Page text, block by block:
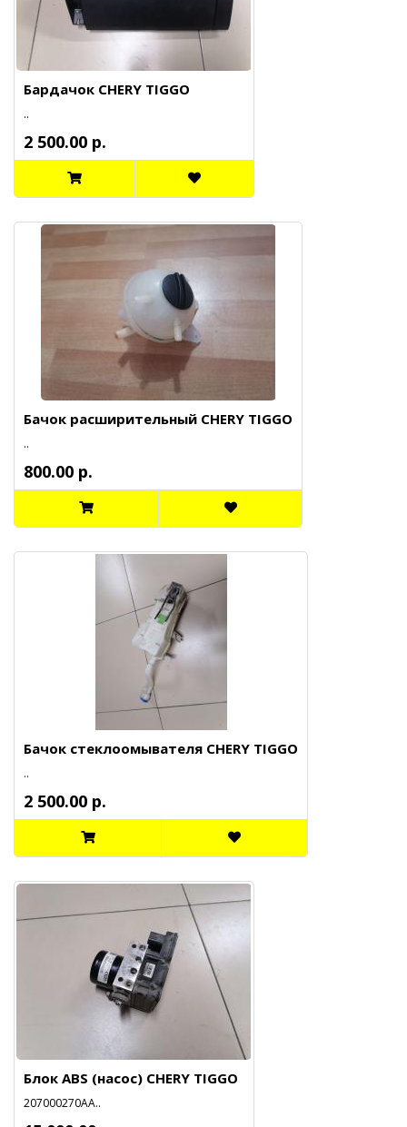
Бардачок CHERY TIGGO
..
2 500.00 р.
Бачок расширительный CHERY TIGGO
..
800.00 р.
Бачок стеклоомывателя CHERY TIGGO
..
2 500.00 р.
Блок ABS (насос) CHERY TIGGO
207000270АА..